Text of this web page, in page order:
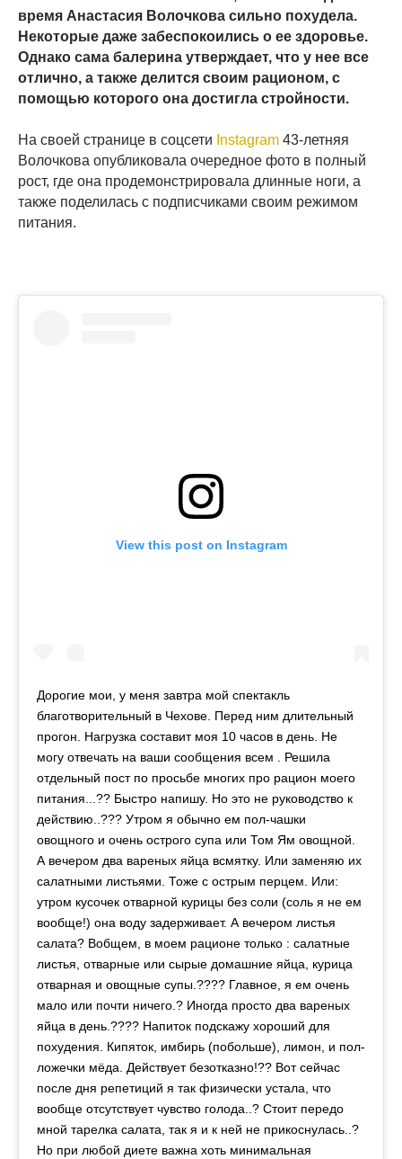
время Анастасия Волочкова сильно похудела.
Некоторые даже забеспокоились о ее здоровье.
Однако сама балерина утверждает, что у нее все
отлично, а также делится своим рационом, с
помощью которого она достигла стройности.
На своей странице в соцсети Instagram 43-летняя
Волочкова опубликовала очередное фото в полный
рост, где она продемонстрировала длинные ноги, а
также поделилась с подписчиками своим режимом
питания.
View this post on Instagram
Дорогие мои, у меня завтра мой спектакль
благотворительный в Чехове. Перед ним длительный
прогон. Нагрузка составит моя 10 часов в день. Не
могу отвечать на ваши сообщения всем . Решила
отдельный пост по просьбе многих про рацион моего
питания...?? Быстро напишу. Но это не руководство к
действию..??? Утром я обычно ем пол-чашки
овощного и очень острого супа или Том Ям овощной.
А вечером два вареных яйца всмятку. Или заменяю их
салатными листьями. Тоже с острым перцем. Или:
утром кусочек отварной курицы без соли (соль я не ем
вообще!) она воду задерживает. А вечером листья
салата? Вобщем, в моем рационе только : салатные
листья, отварные или сырые домашние яйца, курица
отварная и овощные супы.???? Главное, я ем очень
мало или почти ничего.? Иногда просто два вареных
яйца в день.???? Напиток подскажу хороший для
похудения. Кипяток, имбирь (побольше), лимон, и пол-
ложечки мёда. Действует безотказно!?? Вот сейчас
после дня репетиций я так физически устала, что
вообще отсутствует чувство голода..? Стоит передо
мной тарелка салата, так я и к ней не прикоснулась..?
Но при любой диете важна хоть минимальная